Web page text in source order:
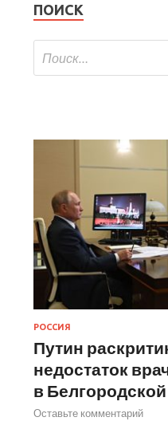
ПОИСК
РОССИЯ
Путин
недостаток
в
Оставьте комментарий